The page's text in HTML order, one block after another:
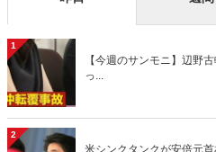
1
【今週のサンモニ】辺野
っ...
2